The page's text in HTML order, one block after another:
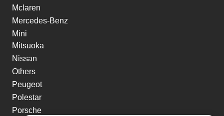
Mclaren
Mercedes-Benz
Mini
Mitsuoka
Nissan
Others
Peugeot
Polestar
Porsche